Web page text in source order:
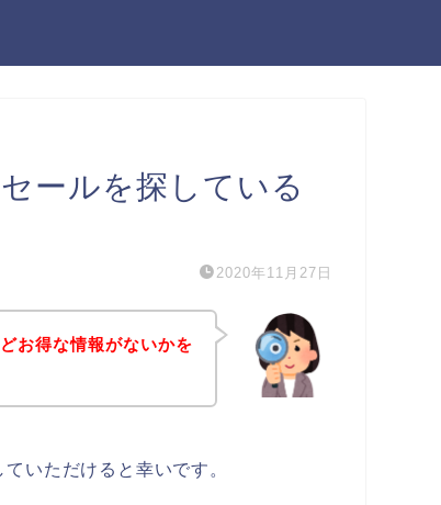
ールを探している
2020年11月27日
お得な情報がないかを
いただけると幸いです。